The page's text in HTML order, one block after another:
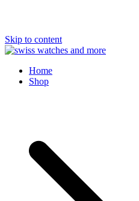
Skip to content
Swiss Watches and More
Home
Shop